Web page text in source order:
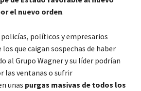
el nuevo orden.
policías, políticos y empresarios
que caigan sospechas de haber
al Grupo Wagner y su líder podrían
las ventanas o sufrir
unas purgas masivas de todos los